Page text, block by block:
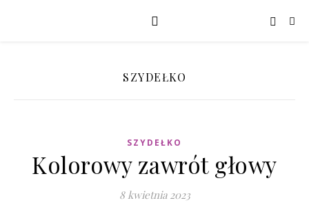
SZYDEŁKO
SZYDEŁKO
Kolorowy zawrót głowy
8 kwietnia 2023